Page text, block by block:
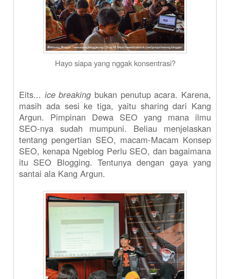
Hayo siapa yang nggak konsentrasi?
Eits... ice breaking bukan penutup acara. Karena,
masih ada sesi ke tiga, yaitu sharing dari Kang
Argun. Pimpinan Dewa SEO yang mana ilmu
SEO-nya sudah mumpuni. Beliau menjelaskan
tentang pengertian SEO, macam-Macam Konsep
SEO, kenapa Ngeblog Perlu SEO, dan bagaimana
itu SEO Blogging. Tentunya dengan gaya yang
santai ala Kang Argun.